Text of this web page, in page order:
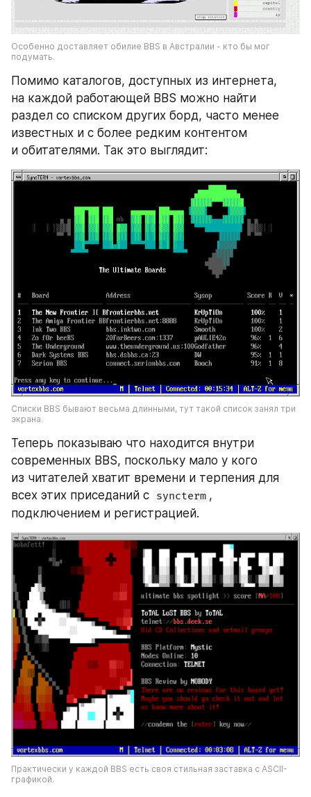
Особенно доставляет обилие BBS в Австралии - кто бы мог
подумать.
Помимо каталогов, доступных из интернета,
на каждой работающей BBS можно найти
раздел со списком других борд, часто менее
известных и с более редким контентом
и обитателями. Так это выглядит:
Списки BBS бывают весьма длинными, тут такой список занял три
экрана.
Теперь показываю что находится внутри
современных BBS, поскольку мало у кого
из читателей хватит времени и терпения для
всех этих приседаний с syncterm ,
подключением и регистрацией.
Практически у каждой BBS есть своя стильная заставка с ASCII-
графикой.